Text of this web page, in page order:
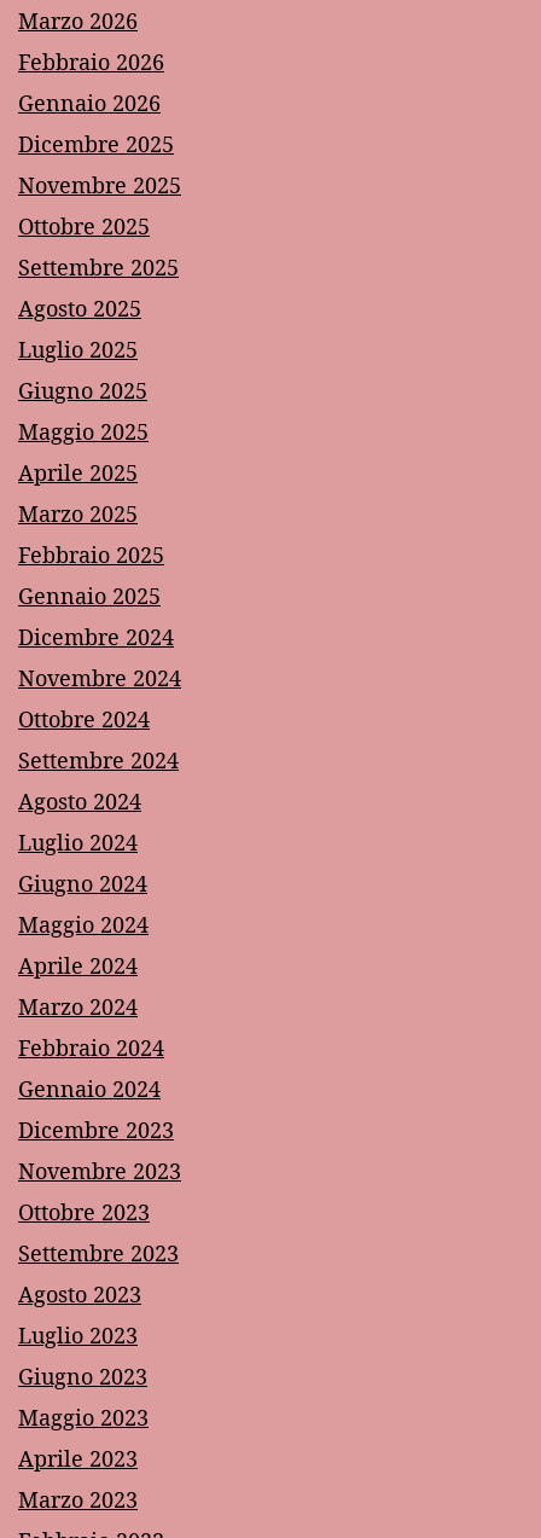
Marzo 2026
Febbraio 2026
Gennaio 2026
Dicembre 2025
Novembre 2025
Ottobre 2025
Settembre 2025
Agosto 2025
Luglio 2025
Giugno 2025
Maggio 2025
Aprile 2025
Marzo 2025
Febbraio 2025
Gennaio 2025
Dicembre 2024
Novembre 2024
Ottobre 2024
Settembre 2024
Agosto 2024
Luglio 2024
Giugno 2024
Maggio 2024
Aprile 2024
Marzo 2024
Febbraio 2024
Gennaio 2024
Dicembre 2023
Novembre 2023
Ottobre 2023
Settembre 2023
Agosto 2023
Luglio 2023
Giugno 2023
Maggio 2023
Aprile 2023
Marzo 2023